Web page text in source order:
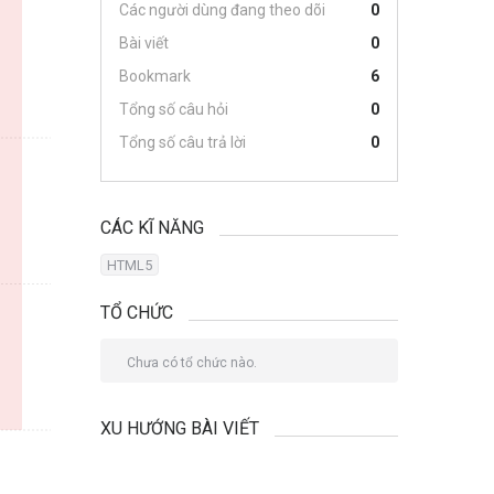
Các người dùng đang theo dõi
0
Bài viết
0
Bookmark
6
Tổng số câu hỏi
0
Tổng số câu trả lời
0
CÁC KĨ NĂNG
HTML5
TỔ CHỨC
Chưa có tổ chức nào.
XU HƯỚNG BÀI VIẾT